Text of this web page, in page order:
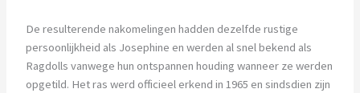
De resulterende nakomelingen hadden dezelfde rustige
persoonlijkheid als Josephine en werden al snel bekend als
Ragdolls vanwege hun ontspannen houding wanneer ze werden
opgetild. Het ras werd officieel erkend in 1965 en sindsdien zijn